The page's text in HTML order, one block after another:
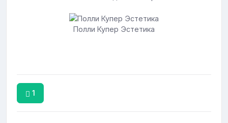
Полли Купер Эстетика
1